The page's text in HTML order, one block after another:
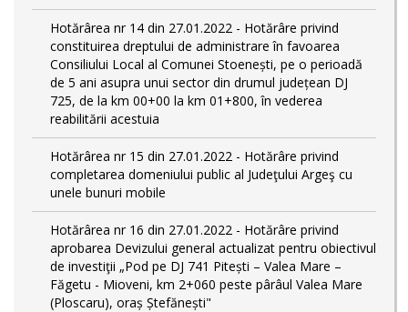
Hotărârea nr 14 din 27.01.2022 - Hotărâre privind
constituirea dreptului de administrare în favoarea
Consiliului Local al Comunei Stoenești, pe o perioadă
de 5 ani asupra unui sector din drumul județean DJ
725, de la km 00+00 la km 01+800, în vederea
reabilitării acestuia
Hotărârea nr 15 din 27.01.2022 - Hotărâre privind
completarea domeniului public al Judeţului Argeş cu
unele bunuri mobile
Hotărârea nr 16 din 27.01.2022 - Hotărâre privind
aprobarea Devizului general actualizat pentru obiectivul
de investiţii „Pod pe DJ 741 Pitești – Valea Mare –
Făgetu - Mioveni, km 2+060 peste pârâul Valea Mare
(Ploscaru), oraș Ștefănești"